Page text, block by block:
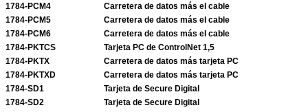
1784-PCM4
Carretera de datos más el cable
1784-PCM5
Carretera de datos más el cable
1784-PCM6
Carretera de datos más el cable
1784-PKTCS
Tarjeta PC de ControlNet 1,5
1784-PKTX
Carretera de datos más tarjeta PC
1784-PKTXD
Carretera de datos más tarjeta PC
1784-SD1
Tarjeta de Secure Digital
1784-SD2
Tarjeta de Secure Digital